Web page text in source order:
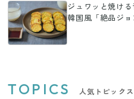
ジュワッと焼け
韓国風「絶品ジ
TOPICS 人気トピックス